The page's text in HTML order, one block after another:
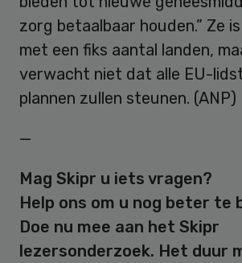
zorg betaalbaar houden.” Ze
met een fiks aantal landen,
verwacht niet dat alle EU-
plannen zullen steunen. (ANP)
—
Mag Skipr u iets vragen?
Help ons om u nog beter te
Doe nu mee aan het Skipr
lezersonderzoek. Het duur